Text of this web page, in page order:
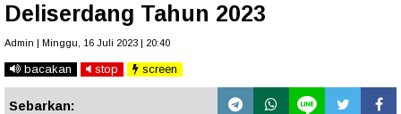
Deliserdang Tahun 2023
Admin | Minggu, 16 Juli 2023 | 20:40
bacakan stop screen
Sebarkan: